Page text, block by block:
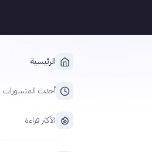
الرئيسية
أحدث المنشورات
الأكثر قراءة